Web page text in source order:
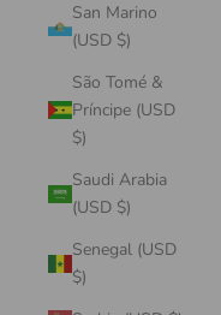
San Marino
(USD $)
São Tomé &
Príncipe (USD
$)
Saudi Arabia
(USD $)
Senegal (USD
$)